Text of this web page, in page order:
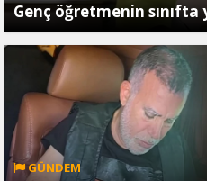
Genç öğretmenin sınıfta
GÜNDEM